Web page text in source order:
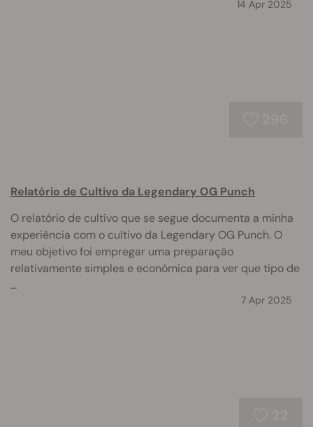
14 Apr 2025
Relatório de Cultivo da Legendary OG Punch
O relatório de cultivo que se segue documenta a minha
experiência com o cultivo da Legendary OG Punch. O
meu objetivo foi empregar uma preparação
relativamente simples e económica para ver que tipo de
...
7 Apr 2025